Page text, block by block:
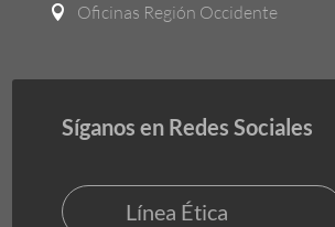
 Oficinas Región Occidente
Síganos en Redes Sociales
Línea Ética